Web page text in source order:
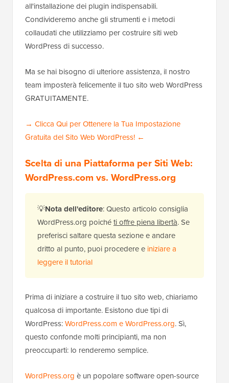
all'installazione dei plugin indispensabili.
Condivideremo anche gli strumenti e i metodi
collaudati che utilizziamo per costruire siti web
WordPress di successo.
Ma se hai bisogno di ulteriore assistenza, il nostro
team imposterà felicemente il tuo sito web WordPress
GRATUITAMENTE.
→ Clicca Qui per Ottenere la Tua Impostazione
Gratuita del Sito Web WordPress! ←
Scelta di una Piattaforma per Siti Web:
WordPress.com vs. WordPress.org
💡Nota dell'editore: Questo articolo consiglia
WordPress.org poichéti offre piena libertà. Se
preferisci saltare questa sezione e andare
dritto al punto, puoi procedere e iniziare a
leggere il tutorial
Prima di iniziare a costruire il tuo sito web, chiariamo
qualcosa di importante. Esistono due tipi di
WordPress:WordPress.com e WordPress.org. Sì,
questo confonde molti principianti, ma non
preoccuparti: lo renderemo semplice.
WordPress.org è un popolare software open-source